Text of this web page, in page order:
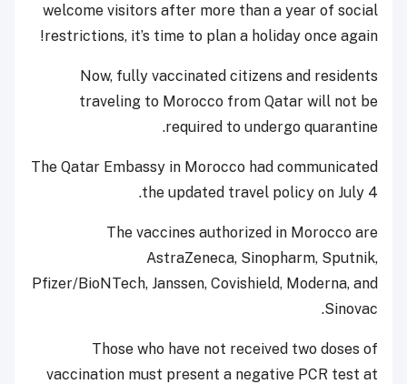
welcome visitors after more than a year of social
restrictions, it’s time to plan a holiday once again!
Now, fully vaccinated citizens and residents
traveling to Morocco from Qatar will not be
required to undergo quarantine.
The Qatar Embassy in Morocco had communicated
the updated travel policy on July 4.
The vaccines authorized in Morocco are
AstraZeneca, Sinopharm, Sputnik,
Pfizer/BioNTech, Janssen, Covishield, Moderna, and
Sinovac.
Those who have not received two doses of
vaccination must present a negative PCR test at